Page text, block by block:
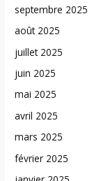
septembre 2025
août 2025
juillet 2025
juin 2025
mai 2025
avril 2025
mars 2025
février 2025